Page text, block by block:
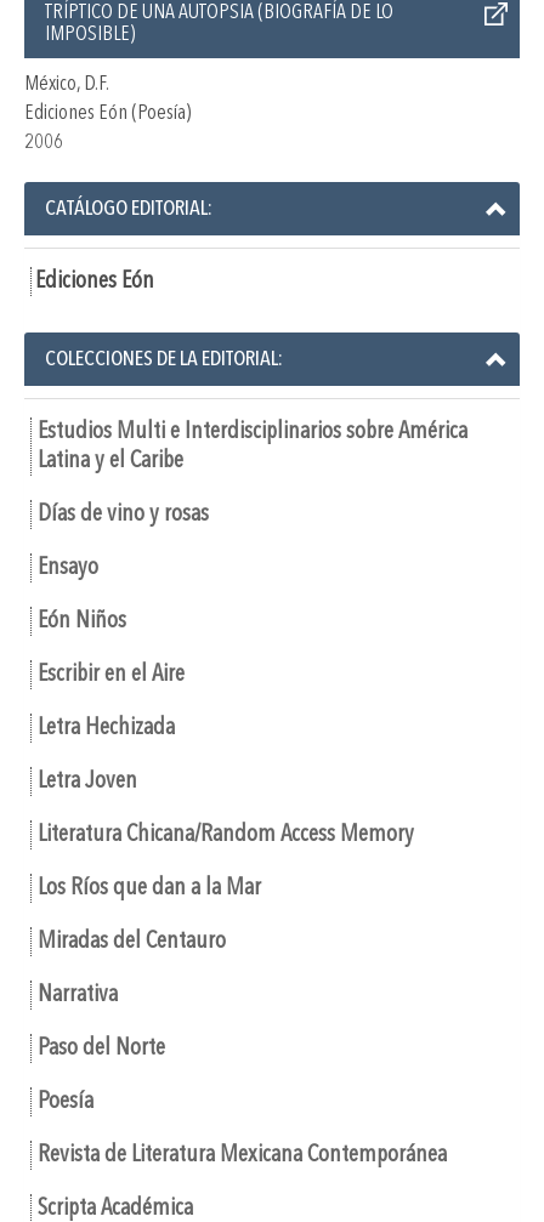
TRÍPTICO DE UNA AUTOPSIA (BIOGRAFÍA DE LO
IMPOSIBLE)
México, D.F.
Ediciones Eón (Poesía)
2006
CATÁLOGO EDITORIAL:
Ediciones Eón
COLECCIONES DE LA EDITORIAL:
Estudios Multi e Interdisciplinarios sobre América
Latina y el Caribe
Días de vino y rosas
Ensayo
Eón Niños
Escribir en el Aire
Letra Hechizada
Letra Joven
Literatura Chicana/Random Access Memory
Los Ríos que dan a la Mar
Miradas del Centauro
Narrativa
Paso del Norte
Poesía
Revista de Literatura Mexicana Contemporánea
Scripta Académica